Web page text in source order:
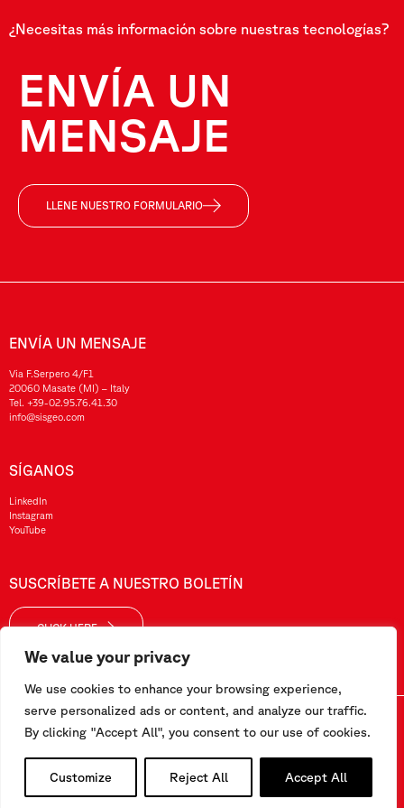
We value your privacy
We use cookies to enhance your browsing experience,
serve personalized ads or content, and analyze our traffic.
By clicking "Accept All", you consent to our use of cookies.
Customize Reject All Accept All
¿Necesitas más información sobre nuestras tecnologías?
ENVÍA UN
MENSAJE
LLENE NUESTRO FORMULARIO
ENVÍA UN MENSAJE
Via F.Serpero 4/F1
20060 Masate (MI) – Italy
Tel. +39-02.95.76.41.30
info@sisgeo.com
SÍGANOS
LinkedIn
Instagram
YouTube
SUSCRÍBETE A NUESTRO BOLETÍN
CLICK HERE
Sisgeo SRL – VAT No./ CF / Reg. Imp.: 10732420152 – REA: 1413159 – Share Cap. €99.000,00